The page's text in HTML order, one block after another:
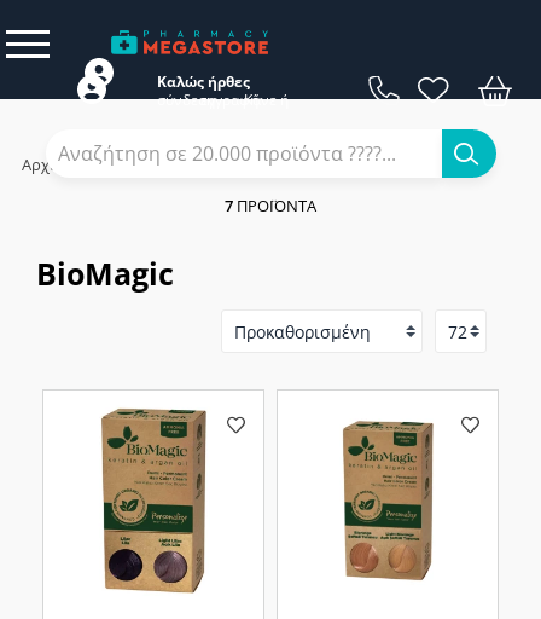
Καλώς ήρθες
Κάνε
σύνδεση ή
εγγραφή
Αρχική / Εταιρίες
BioMagic
7 ΠΡΟΪΌΝΤΑ
BioMagic